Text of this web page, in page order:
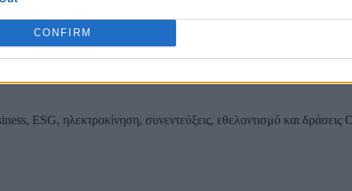
CONFIRM
ESG, ηλεκτροκίνηση, συνεντεύξεις, εθελοντισμό και